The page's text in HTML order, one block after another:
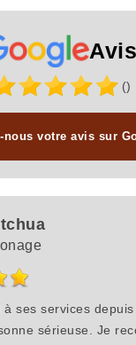
Avis
()
nous votre avis sur
ses services depuis
sérieuse. Je